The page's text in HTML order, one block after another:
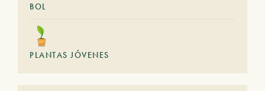
BOL
PLANTAS JÓVENES